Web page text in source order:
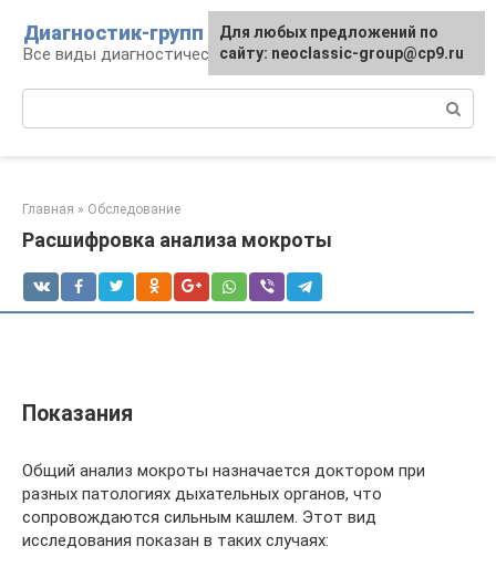
контенту
Диагностик-групп
Все виды диагностических манипуляций
Главная » Обследование
Расшифровка анализа мокроты
Показания
Общий анализ мокроты назначается доктором при
разных патологиях дыхательных органов, что
сопровождаются сильным кашлем. Этот вид
исследования показан в таких случаях:
Для любых предложений по
сайту: neoclassic-group@cp9.ru